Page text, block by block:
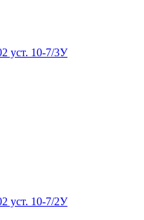
уст. 10-7/3У
уст. 10-7/2У